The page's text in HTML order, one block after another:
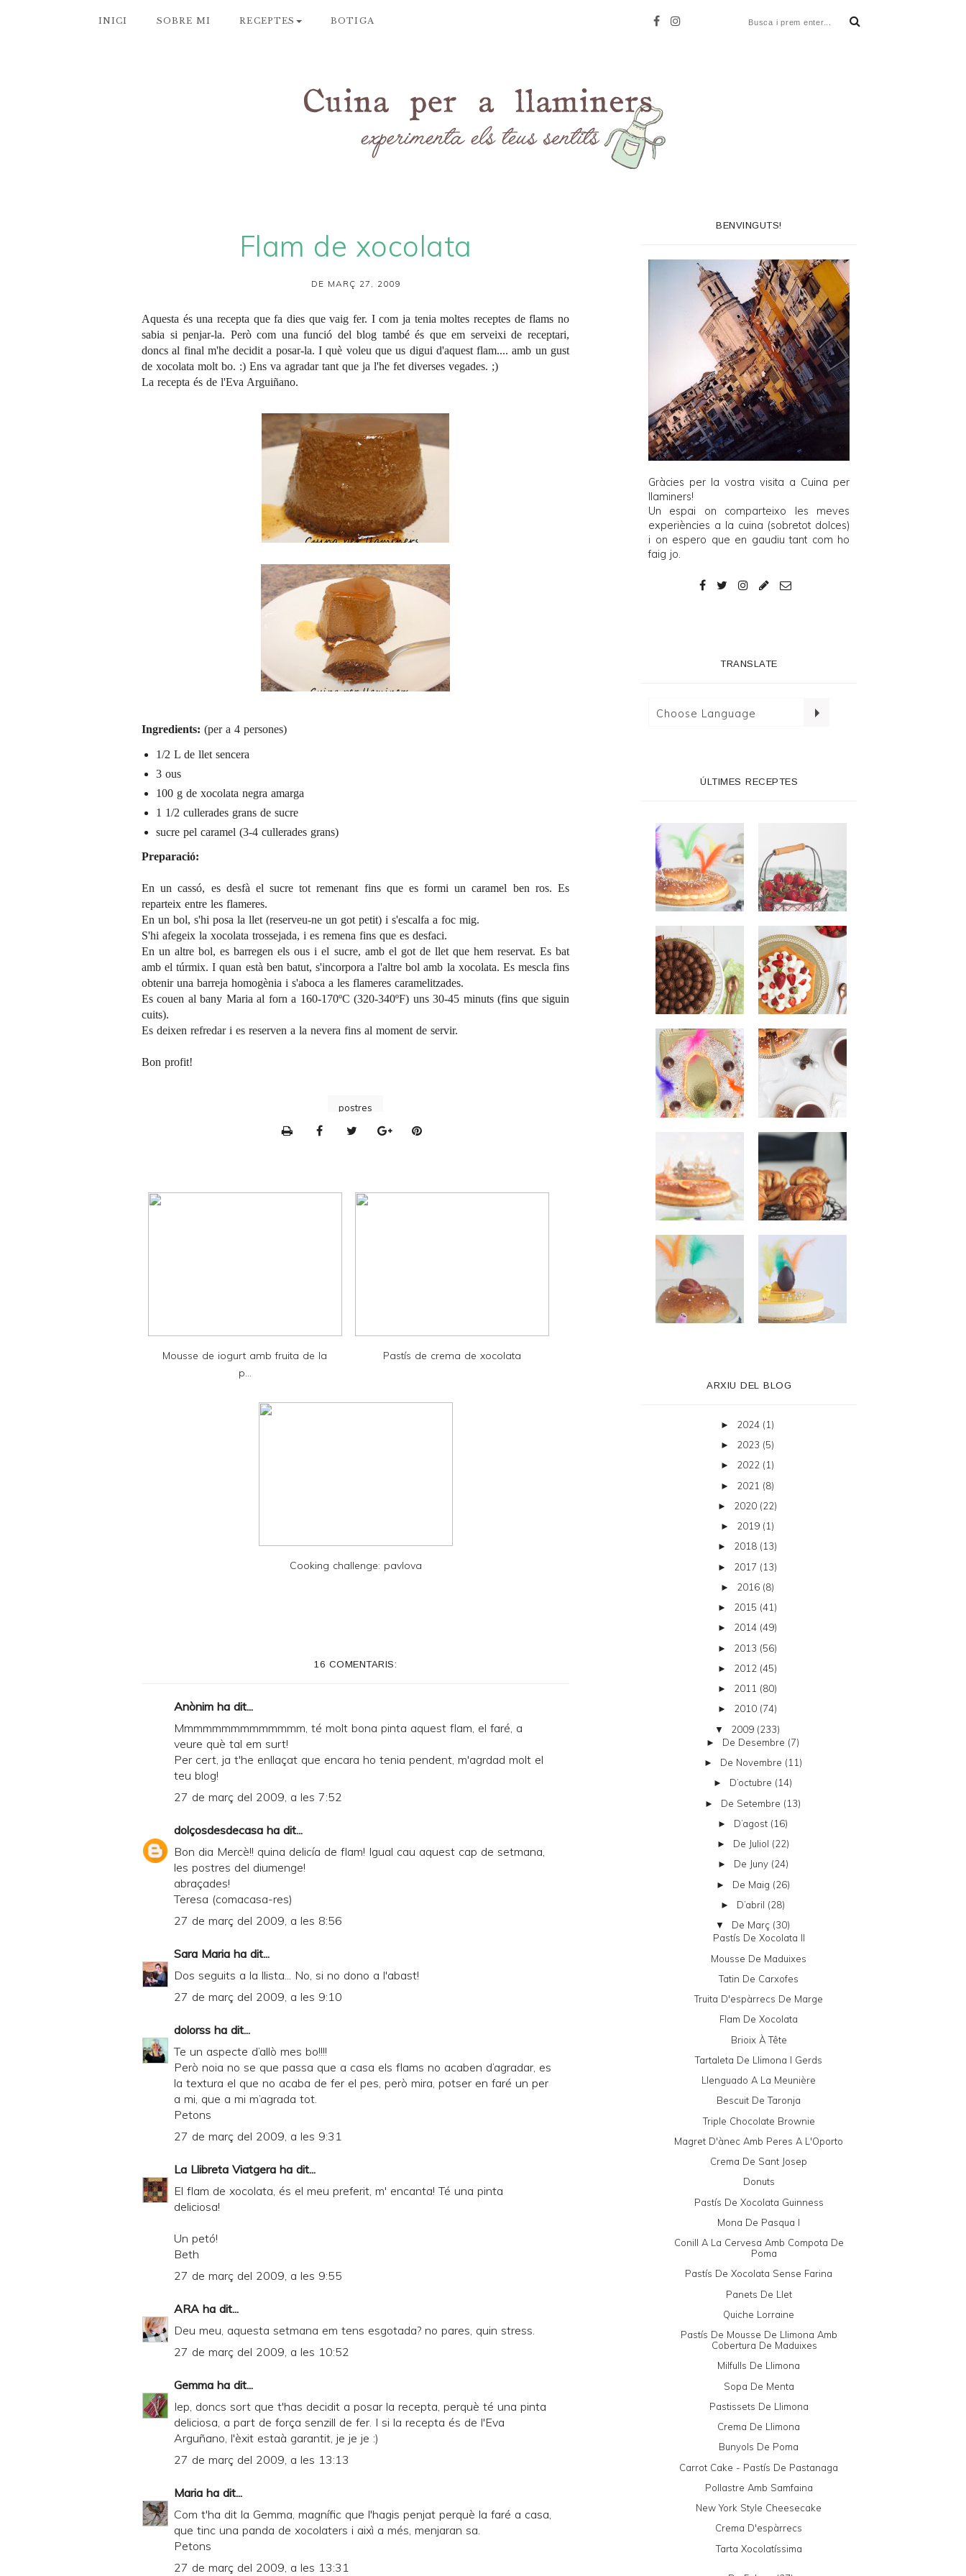
INICI SOBRE MI RECEPTES BOTIGA
Flam de xocolata
DE MARÇ 27, 2009
Aquesta és una recepta que fa dies que vaig fer. I com ja tenia moltes receptes de flams no
sabia si penjar-la. Però com una funció del blog també és que em serveixi de receptari,
doncs al final m'he decidit a posar-la. I què voleu que us digui d'aquest flam.... amb un gust
de xocolata molt bo. :) Ens va agradar tant que ja l'he fet diverses vegades. ;)
La recepta és de l'Eva Arguiñano.
Ingredients: (per a 4 persones)
1/2 L de llet sencera
3 ous
100 g de xocolata negra amarga
1 1/2 cullerades grans de sucre
sucre pel caramel (3-4 cullerades grans)
Preparació:
En un cassó, es desfà el sucre tot remenant fins que es formi un caramel ben ros. Es
reparteix entre les flameres.
En un bol, s'hi posa la llet (reserveu-ne un got petit) i s'escalfa a foc mig.
S'hi afegeix la xocolata trossejada, i es remena fins que es desfaci.
En un altre bol, es barregen els ous i el sucre, amb el got de llet que hem reservat. Es bat
amb el túrmix. I quan està ben batut, s'incorpora a l'altre bol amb la xocolata. Es mescla fins
obtenir una barreja homogènia i s'aboca a les flameres caramelitzades.
Es couen al bany Maria al forn a 160-170ºC (320-340ºF) uns 30-45 minuts (fins que siguin
cuits).
Es deixen refredar i es reserven a la nevera fins al moment de servir.
Bon profit!
postres
n
F
Mousse de iogurt amb fruita de la
p...
Pastís de crema de xocolata
Cooking challenge: pavlova
16 COMENTARIS:
Anònim ha dit...
Mmmmmmmmmmmmmm, té molt bona pinta aquest flam, el faré, a
veure què tal em surt!
Per cert, ja t'he enllaçat que encara ho tenia pendent, m'agrdad molt el
teu blog!
27 de març del 2009, a les 7:52
dolçosdesdecasa ha dit...
Bon dia Mercè!! quina delicía de flam! Igual cau aquest cap de setmana,
les postres del diumenge!
abraçades!
Teresa (comacasa-res)
27 de març del 2009, a les 8:56
Sara Maria ha dit...
Dos seguits a la llista... No, si no dono a l'abast!
27 de març del 2009, a les 9:10
dolorss ha dit...
Te un aspecte d’allò mes bo!!!!
Però noia no se que passa que a casa els flams no acaben d’agradar, es
la textura el que no acaba de fer el pes, però mira, potser en faré un per
a mi, que a mi m’agrada tot.
Petons
27 de març del 2009, a les 9:31
La Llibreta Viatgera ha dit...
El flam de xocolata, és el meu preferit, m' encanta! Té una pinta
deliciosa!
Un petó!
Beth
27 de març del 2009, a les 9:55
ARA ha dit...
Deu meu, aquesta setmana em tens esgotada? no pares, quin stress.
27 de març del 2009, a les 10:52
Gemma ha dit...
Iep, doncs sort que t'has decidit a posar la recepta, perquè té una pinta
deliciosa, a part de força senzill de fer. I si la recepta és de l'Eva
Arguñano, l'èxit estaà garantit, je je je :)
27 de març del 2009, a les 13:13
Maria ha dit...
Com t'ha dit la Gemma, magnífic que l'hagis penjat perquè la faré a casa,
que tinc una panda de xocolaters i aixì a més, menjaran sa.
Petons
27 de març del 2009, a les 13:31
BENVINGUTS!
Gràcies per la vostra visita a Cuina per
llaminers!
Un espai on comparteixo les meves
experiències a la cuina (sobretot dolces)
i on espero que en gaudiu tant com ho
faig jo.
TRANSLATE
ÚLTIMES RECEPTES
ARXIU DEL BLOG
► 2024 (1)
► 2023 (5)
► 2022 (1)
► 2021 (8)
► 2020 (22)
► 2019 (1)
► 2018 (13)
► 2017 (13)
► 2016 (8)
► 2015 (41)
► 2014 (49)
► 2013 (56)
► 2012 (45)
► 2011 (80)
► 2010 (74)
▼ 2009 (233)
► De Desembre (7)
► De Novembre (11)
► D’octubre (14)
► De Setembre (13)
► D’agost (16)
► De Juliol (22)
► De Juny (24)
► De Maig (26)
► D’abril (28)
▼ De Març (30)
Pastís De Xocolata II
Mousse De Maduixes
Tatin De Carxofes
Truita D'espàrrecs De Marge
Flam De Xocolata
Brioix À Tête
Tartaleta De Llimona I Gerds
Llenguado A La Meunière
Bescuit De Taronja
Triple Chocolate Brownie
Magret D'ànec Amb Peres A L'Oporto
Crema De Sant Josep
Donuts
Pastís De Xocolata Guinness
Mona De Pasqua I
Conill A La Cervesa Amb Compota De
Poma
Pastís De Xocolata Sense Farina
Panets De Llet
Quiche Lorraine
Pastís De Mousse De Llimona Amb
Cobertura De Maduixes
Milfulls De Llimona
Sopa De Menta
Pastissets De Llimona
Crema De Llimona
Bunyols De Poma
Carrot Cake - Pastís De Pastanaga
Pollastre Amb Samfaina
New York Style Cheesecake
Crema D'espàrrecs
Tarta Xocolatíssima